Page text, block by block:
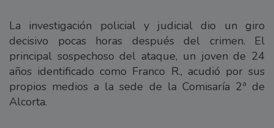
La investigación policial y judicial dio un giro
decisivo pocas horas después del crimen. El
principal sospechoso del ataque, un joven de 24
años identificado como Franco R., acudió por sus
propios medios a la sede de la Comisaría 2ª de
Alcorta.